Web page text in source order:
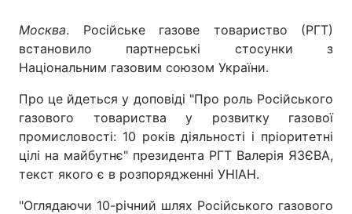
Москва. Російське газове товариство (РГТ)
встановило партнерські стосунки з
Національним газовим союзом України.
Про це йдеться у доповіді "Про роль Російського
газового товариства у розвитку газової
промисловості: 10 років діяльності і пріоритетні
цілі на майбутнє" президента РГТ Валерія ЯЗЄВА,
текст якого є в розпорядженні УНІАН.
"Оглядаючи 10-річний шлях Російського газового